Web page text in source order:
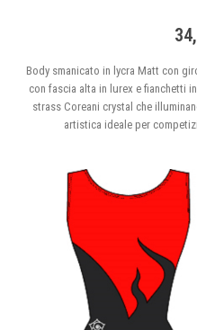
Body smanicato in lycra Matt con
con fascia alta in lurex e fianchetti
strass Coreani crystal che
artistica ideale per